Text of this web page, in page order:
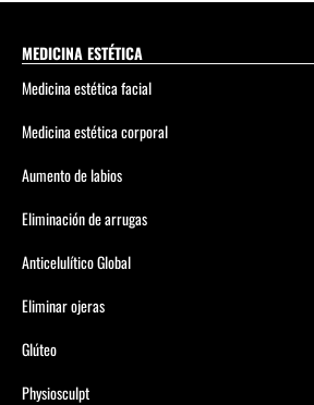
MEDICINA ESTÉTICA
Medicina estética facial
Medicina estética corporal
Aumento de labios
Eliminación de arrugas
Anticelulítico Global
Eliminar ojeras
Glúteo
Physiosculpt